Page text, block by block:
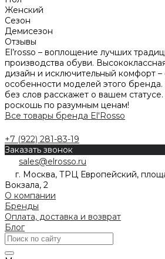
Женский
Сезон
Демисезон
Отзывы
El’rosso – воплощение лучших
производства обуви.
дизайн и исключительный комфорт –
особенности моделей этого бренда.
без слов расскажет о вашем
роскошь по разумным ценам!
Все товары бренда El'Rosso
+7 (922) 281-83-19
Заказать звонок
sales@elrosso.ru
г. Москва, ТРЦ Европейский,
Вокзала, 2
О компании
Бренды
Оплата, доставка и возврат
Блог